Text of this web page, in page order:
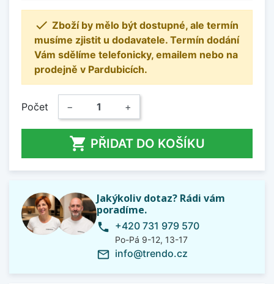
 Zboží by mělo být dostupné, ale termín
musíme zjistit u dodavatele. Termín dodání
Vám sdělíme telefonicky, emailem nebo na
prodejně v Pardubicích.
Počet − +
 PŘIDAT DO KOŠÍKU
Jakýkoliv dotaz? Rádi vám
poradíme.
phone +420 731 979 570
Po-Pá 9-12, 13-17
mail_outline info@trendo.cz